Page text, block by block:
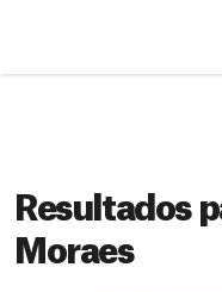
Resultados
Moraes